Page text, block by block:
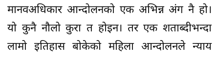
मानवअधिकार आन्दोलनको एक अभिन्न अंग नै हो।
यो कुनै नौलो कुरा त होइन। तर एक शताब्दीभन्दा
लामो इतिहास बोकेको महिला आन्दोलनले न्याय